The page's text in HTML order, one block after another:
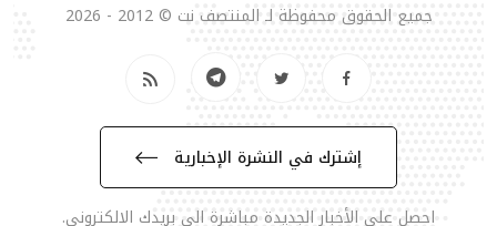
جميع الحقوق محفوظة لـ المنتصف نت © 2012 - 2026
إشترك في النشرة الإخبارية
احصل على الأخبار الجديدة مباشرة الى بريدك الالكتروني.